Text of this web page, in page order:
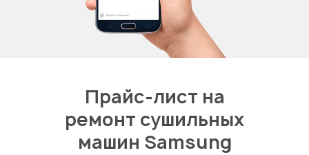
Прайс-лист на
ремонт сушильных
машин Samsung